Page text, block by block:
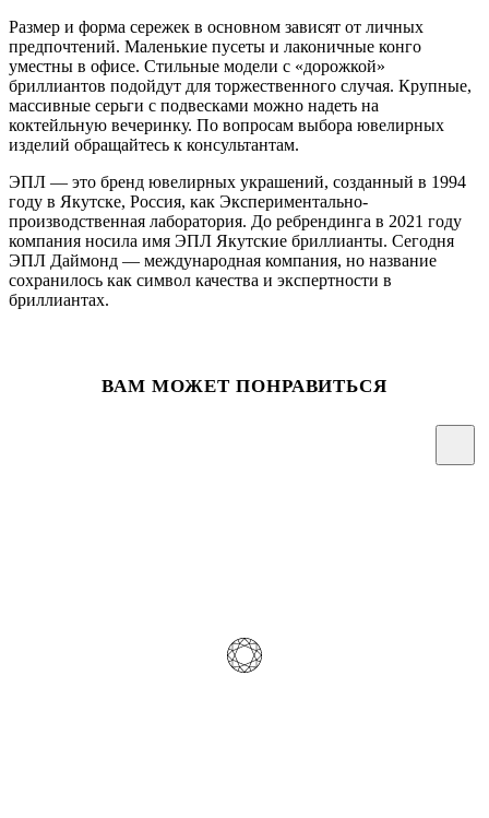
Размер и форма сережек в основном зависят от личных
предпочтений. Маленькие пусеты и лаконичные конго
уместны в офисе. Стильные модели с «дорожкой»
бриллиантов подойдут для торжественного случая. Крупные,
массивные серьги с подвесками можно надеть на
коктейльную вечеринку. По вопросам выбора ювелирных
изделий обращайтесь к консультантам.
ЭПЛ — это бренд ювелирных украшений, созданный в 1994
году в Якутске, Россия, как Экспериментально-
производственная лаборатория. До ребрендинга в 2021 году
компания носила имя ЭПЛ Якутские бриллианты. Сегодня
ЭПЛ Даймонд — международная компания, но название
сохранилось как символ качества и экспертности в
бриллиантах.
ВАМ МОЖЕТ ПОНРАВИТЬСЯ